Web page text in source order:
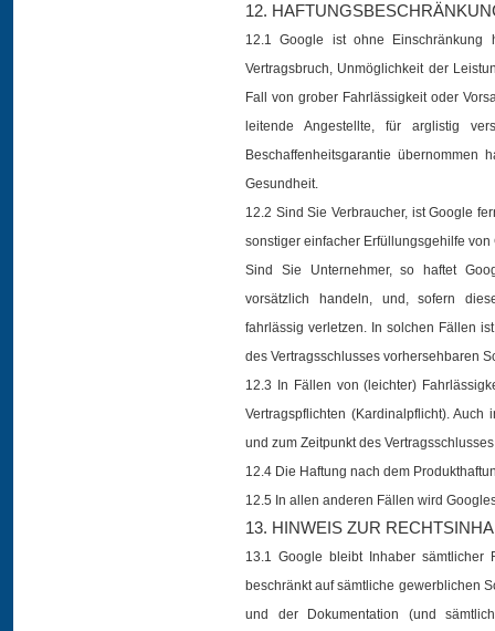
12.
12.1 Google ist ohne
Vertragsbruch, Unmöglichkeit der
Fall von grober Fahrlässigkeit oder
leitende Angestellte, für arglistig
Beschaffenheitsgarantie
Gesundheit.
12.2 Sind Sie Verbraucher, ist Google
sonstiger einfacher Erfüllungsgehilfe
Sind Sie Unternehmer, so haftet
vorsätzlich handeln, und, sofern
fahrlässig verletzen. In solchen Fällen
des Vertragsschlusses vorhersehbaren
12.3 In Fällen von (leichter)
Vertragspflichten (Kardinalpflicht).
und zum Zeitpunkt des
12.4 Die Haftung nach dem
12.5 In allen anderen Fällen wird
13. HINWEIS ZUR
13.1 Google bleibt Inhaber sämtlicher
beschränkt auf sämtliche gewerblichen
und der Dokumentation (und